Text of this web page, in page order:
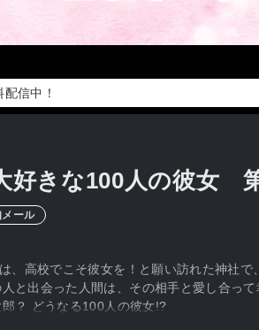
信中！
好きな100人の彼女
ール
、高校でこそ彼女を！と願い訪れた神社
と出会った人間は、その相手と愛し合
？ どうなる100人の彼女!?